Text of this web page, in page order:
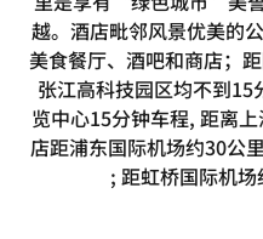
越。酒店毗邻风景优美的
美食餐厅、酒吧和商店；
张江高科技园区均不到
览中心15分钟车程, 距离
店距浦东国际机场约30公
; 距虹桥国际机